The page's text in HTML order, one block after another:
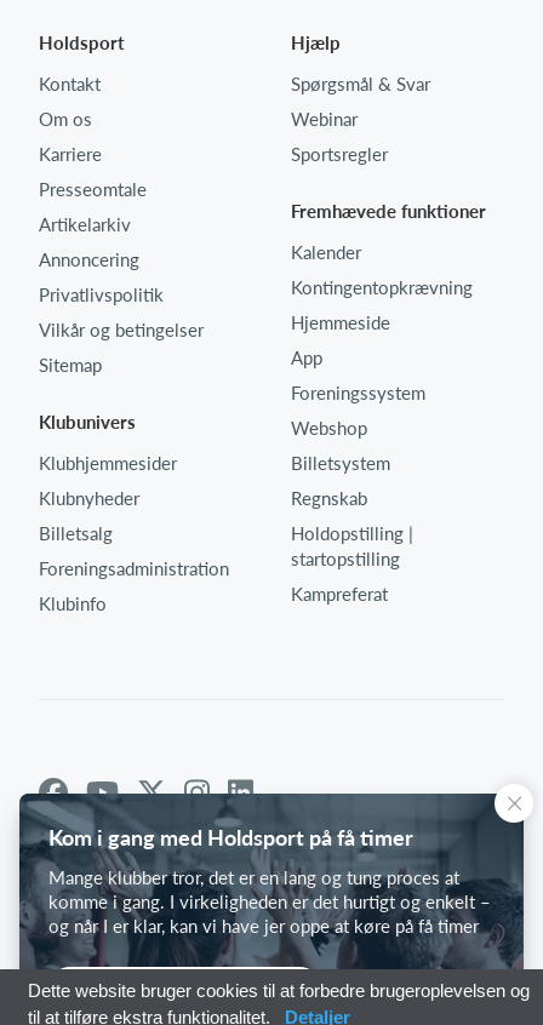
Kom i gang med Holdsport på få timer
Mange klubber tror, det er en lang og tung proces at
komme i gang. I virkeligheden er det hurtigt og enkelt –
og når I er klar, kan vi have jer oppe at køre på få timer
Kom i gang med Holdsport
Holdsport
Kontakt
Om os
Karriere
Presseomtale
Artikelarkiv
Annoncering
Privatlivspolitik
Vilkår og betingelser
Sitemap
Klubunivers
Klubhjemmesider
Klubnyheder
Billetsalg
Foreningsadministration
Klubinfo
Hjælp
Spørgsmål & Svar
Webinar
Sportsregler
Fremhævede funktioner
Kalender
Kontingentopkrævning
Hjemmeside
App
Foreningssystem
Webshop
Billetsystem
Regnskab
Holdopstilling |
startopstilling
Kampreferat
Dette website bruger cookies til at forbedre brugeroplevelsen og
til at tilføre ekstra funktionalitet.
Detaljer